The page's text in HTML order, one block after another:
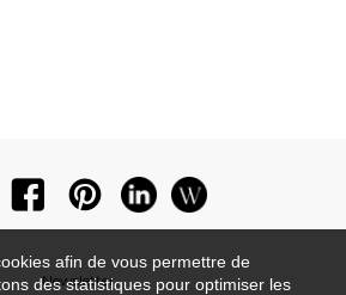
Newsletter
afin de vous permettre de
des statistiques pour optimiser les